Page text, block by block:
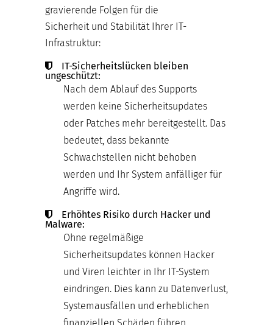
gravierende Folgen für die
Sicherheit und Stabilität Ihrer IT-
Infrastruktur:
IT-Sicherheitslücken bleiben
ungeschützt:
Nach dem Ablauf des Supports
werden keine Sicherheitsupdates
oder Patches mehr bereitgestellt. Das
bedeutet, dass bekannte
Schwachstellen nicht behoben
werden und Ihr System anfälliger für
Angriffe wird.
Erhöhtes Risiko durch Hacker und
Malware:
Ohne regelmäßige
Sicherheitsupdates können Hacker
und Viren leichter in Ihr IT-System
eindringen. Dies kann zu Datenverlust,
Systemausfällen und erheblichen